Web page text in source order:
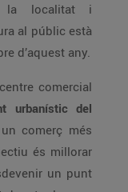
la localitat i
al públic està
d’aquest any.
comercial
urbanístic del
comerç més
és millorar
un punt